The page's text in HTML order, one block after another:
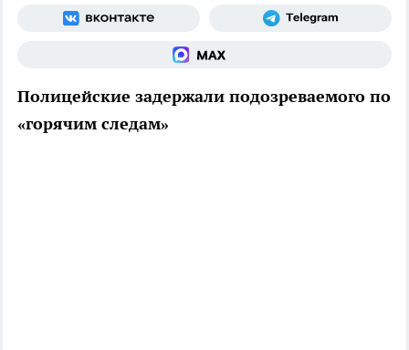
Полицейские задержали подозреваемого по
«горячим следам»